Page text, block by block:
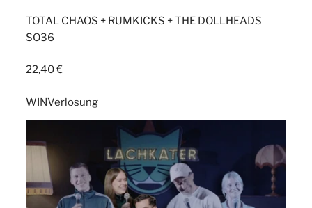
TOTAL CHAOS + RUMKICKS + THE DOLLHEADS
SO36
22,40 €
WINVerlosung